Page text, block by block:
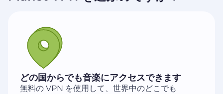
どの国からでも音楽にアクセスできます
無料の VPN を使用して、世界中のどこでも